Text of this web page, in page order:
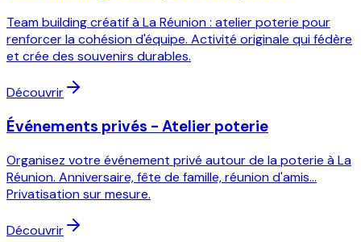
Team building créatif à La Réunion : atelier poterie pour
renforcer la cohésion d'équipe. Activité originale qui fédère
et crée des souvenirs durables.
Découvrir
Événements privés - Atelier poterie
Organisez votre événement privé autour de la poterie à La
Réunion. Anniversaire, fête de famille, réunion d'amis...
Privatisation sur mesure.
Découvrir